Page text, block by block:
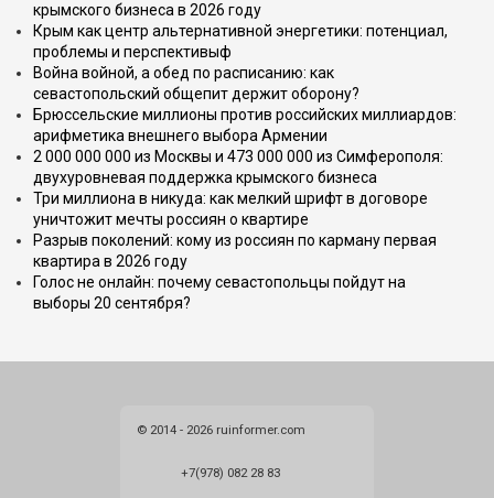
крымского бизнеса в 2026 году
Крым как центр альтернативной энергетики: потенциал,
проблемы и перспективыф
Война войной, а обед по расписанию: как
севастопольский общепит держит оборону?
Брюссельские миллионы против российских миллиардов:
арифметика внешнего выбора Армении
2 000 000 000 из Москвы и 473 000 000 из Симферополя:
двухуровневая поддержка крымского бизнеса
Три миллиона в никуда: как мелкий шрифт в договоре
уничтожит мечты россиян о квартире
Разрыв поколений: кому из россиян по карману первая
квартира в 2026 году
Голос не онлайн: почему севастопольцы пойдут на
выборы 20 сентября?
© 2014 - 2026 ruinformer.com
+7(978) 082 28 83